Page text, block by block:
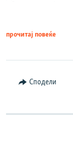
прочитај повеќе
Сподели